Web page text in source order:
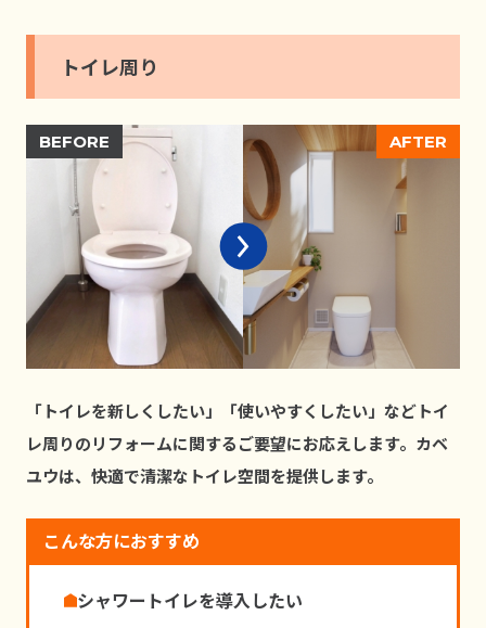
トイレ周り
「トイレを新しくしたい」「使いやすくしたい」などトイ
レ周りのリフォームに関するご要望にお応えします。カベ
ユウは、快適で清潔なトイレ空間を提供します。
こんな方におすすめ
シャワートイレを導⼊したい